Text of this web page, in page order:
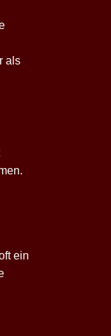
als
ein